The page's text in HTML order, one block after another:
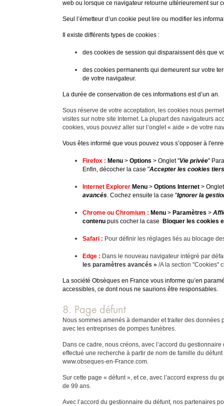
web ou lorsque ce navigateur retourne ultérieurement sur
Seul l’émetteur d’un cookie peut lire ou modifier les
Il existe différents types de cookies :
des cookies de session qui disparaissent dès que
des cookies permanents qui demeurent sur votre
de votre navigateur.
La durée de conservation de ces informations est d’un an.
Sous réserve de votre acceptation, les cookies nous
visites sur notre site Internet. La plupart des navigateurs
cookies, vous pouvez aller sur l’onglet « aide » de votre
Vous êtes informé que vous pouvez vous s’opposer à
Firefox : Menu > Options > Onglet "Vie privée"
Enfin, décocher la case "Accepter les cookies tiers
Internet Explorer Menu > Options Internet >
avancés. Cochez ensuite la case "Ignorer la
Chrome ou Chromium : Menu > Paramètres >
contenu puis cocher la case Bloquer les cookies
Safari : Pour définir les réglages liés au blocage
Edge : Dans le nouveau navigateur intégré par
les paramètres avancés » /A la section "Cookies"
La société Obsèques en France vous informe qu’en
accessibles, ce dont nous ne saurions être responsables.
8. Page défunt
Nous sommes amenés à demander et traiter des
avec les entreprises de pompes funèbres.
Dans ce cadre, nous créons, avec l’accord du
effectué une recherche à partir de nom de famille du
www.obseques-en-France.com.
Sur cette page « défunt », et ce, avec l’accord express
de 99 ans.
Avec l’accord du gestionnaire du défunt, nos partenaires